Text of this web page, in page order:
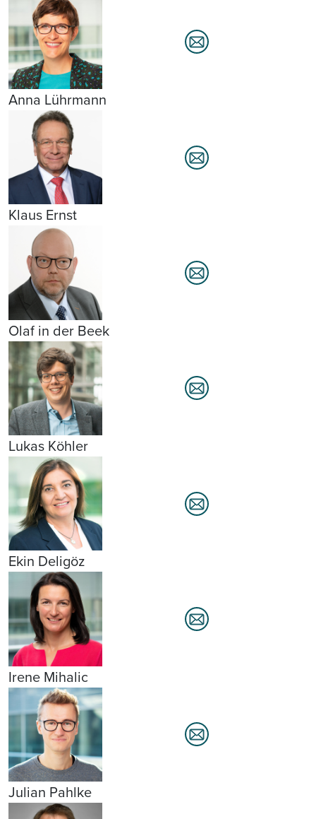
Anna Lührmann
Klaus Ernst
Olaf in der Beek
Lukas Köhler
Ekin Deligöz
Irene Mihalic
Julian Pahlke